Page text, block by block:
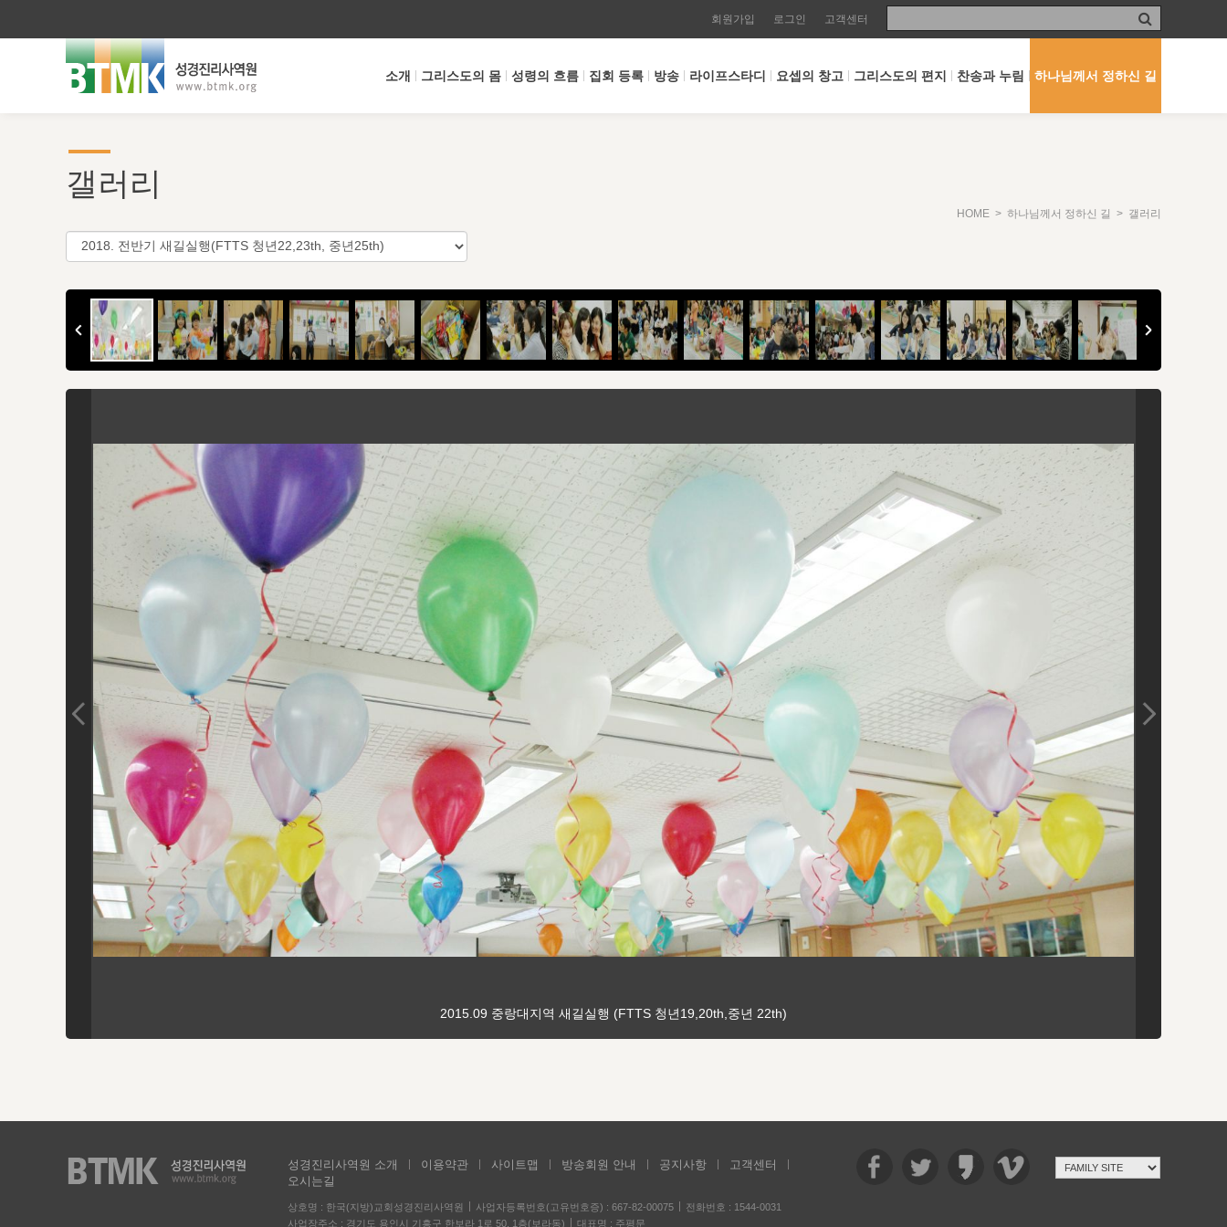
회원가입 로그인 고객센터
소개 그리스도의 몸 성령의 흐름 집회 등록 방송 라이프스타디 요셉의 창고 그리스도의 편지 찬송과 누림 하나님께서 정하신 길
갤러리
HOME > 하나님께서 정하신 길 > 갤러리
2015.09 중랑대지역 새길실행 (FTTS 청년19,20th,중년 22th)
성경진리사역원 소개 이용약관 사이트맵 방송회원 안내 공지사항
고객센터
오시는길
상호명 : 한국(지방)교회성경진리사역원 사업자등록번호(고유번호증) : 667-82-00075
전화번호 : 1544-0031
사업장주소 : 경기도 용인시 기흥구 한보라 1로 50, 1층(보라동)
대표명 : 주평문